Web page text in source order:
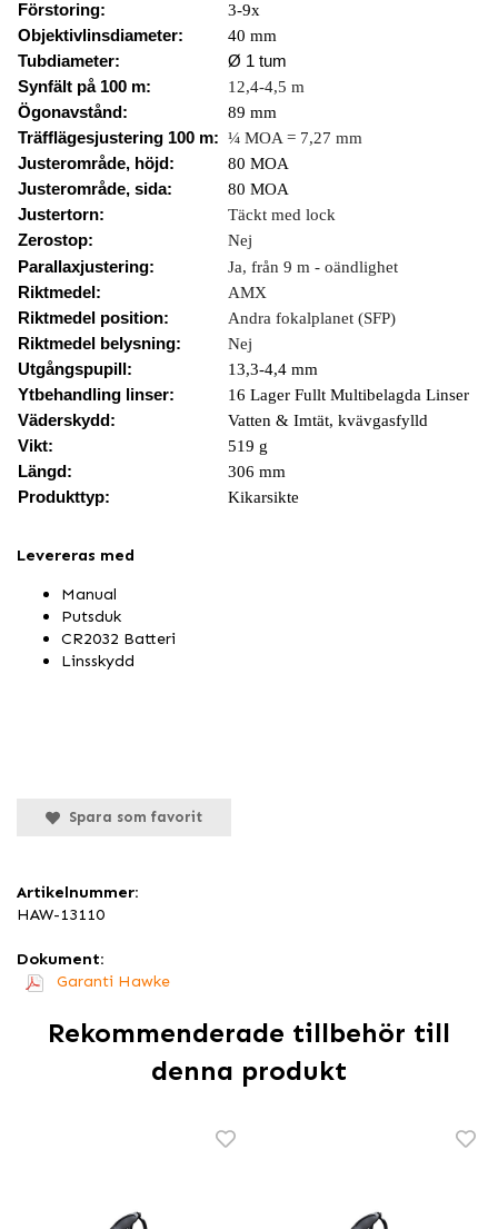
Förstoring:
3-9x
Objektivlinsdiameter:
40 mm
Tubdiameter:
Ø 1 tum
Synfält på 100 m:
12,4-4,5 m
Ögonavstånd:
89 mm
Träfflägesjustering 100 m: ¼ MOA = 7,27 mm
Justerområde, höjd:
80 MOA
Justerområde, sida:
80 MOA
Justertorn:
Täckt med lock
Zerostop:
Nej
Parallaxjustering:
Ja, från 9 m - oändlighet
Riktmedel:
AMX
Riktmedel position:
Andra fokalplanet (SFP)
Riktmedel belysning:
Nej
Utgångspupill:
13,3-4,4 mm
Ytbehandling linser:
16 Lager Fullt Multibelagda Linser
Väderskydd:
Vatten & Imtät, kvävgasfylld
Vikt:
519 g
Längd:
306 mm
Produkttyp:
Kikarsikte
Levereras med
Manual
Putsduk
CR2032 Batteri
Linsskydd
Spara som favorit
Artikelnummer:
HAW-13110
Dokument:
Garanti Hawke
Rekommenderade tillbehör till
denna produkt